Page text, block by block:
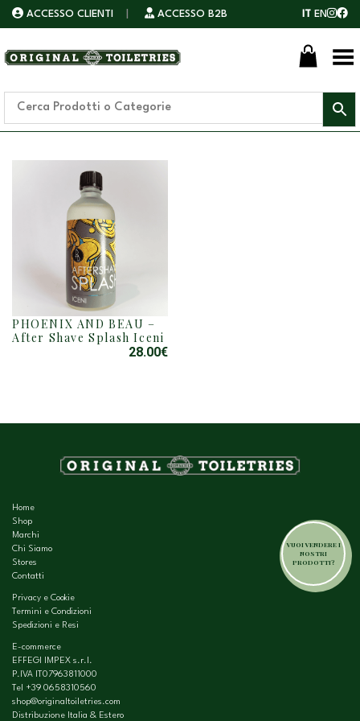
ACCESSO CLIENTI ACCESSO B2B IT EN
Toggle Menu
PHOENIX AND BEAU –
After Shave Splash Iceni
28.00€
VUOI VENDERE I
NOSTRI
PRODOTTI?
Home
Shop
Marchi
Chi Siamo
Stores
Contatti
Privacy e Cookie
Termini e Condizioni
Spedizioni e Resi
E-commerce
EFFEGI IMPEX s.r.l.
P.IVA IT07963811000
Tel +39 0658310560
shop@originaltoiletries.com
Distribuzione Italia & Estero